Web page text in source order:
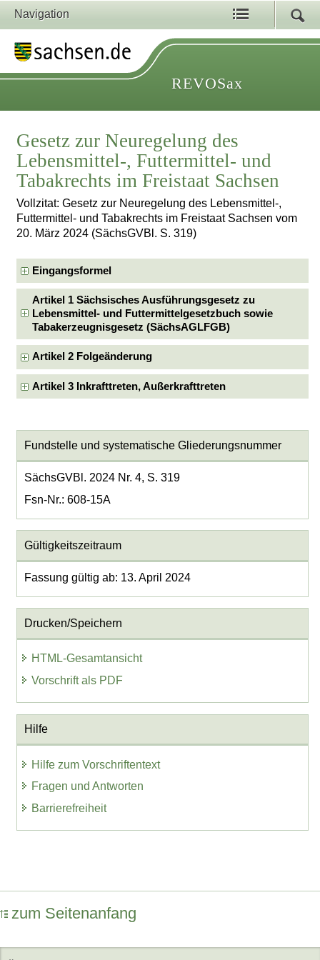
Navigation
REVOSax
Gesetz zur Neuregelung des
Lebensmittel-, Futtermittel- und
Tabakrechts im Freistaat Sachsen
Vollzitat: Gesetz zur Neuregelung des Lebensmittel-,
Futtermittel- und Tabakrechts im Freistaat Sachsen vom
20. März 2024 (SächsGVBl. S. 319)
Eingangsformel
Artikel 1 Sächsisches Ausführungsgesetz zu
Lebensmittel- und Futtermittelgesetzbuch sowie
Tabakerzeugnisgesetz (SächsAGLFGB)
Artikel 2 Folgeänderung
Artikel 3 Inkrafttreten, Außerkrafttreten
Fundstelle und systematische Gliederungsnummer
SächsGVBl. 2024 Nr. 4, S. 319
Fsn-Nr.: 608-15A
Gültigkeitszeitraum
Fassung gültig ab: 13. April 2024
Drucken/Speichern
HTML-Gesamtansicht
Vorschrift als PDF
Hilfe
Hilfe zum Vorschriftentext
Fragen und Antworten
Barrierefreiheit
zum Seitenanfang